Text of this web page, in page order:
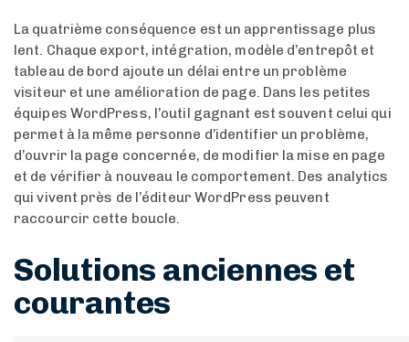
La quatrième conséquence est un apprentissage plus
lent. Chaque export, intégration, modèle d’entrepôt et
tableau de bord ajoute un délai entre un problème
visiteur et une amélioration de page. Dans les petites
équipes WordPress, l’outil gagnant est souvent celui qui
permet à la même personne d’identifier un problème,
d’ouvrir la page concernée, de modifier la mise en page
et de vérifier à nouveau le comportement. Des analytics
qui vivent près de l’éditeur WordPress peuvent
raccourcir cette boucle.
Solutions anciennes et
courantes